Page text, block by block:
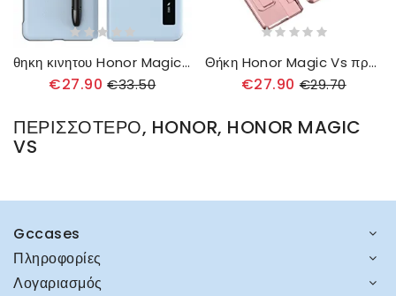
θηκη κινητου Honor Magic Vs Περιλαμβάνεται Θήκη Γραφίδας Και Γραφίδα
€27.90 €33.50
Θήκη Honor Magic Vs προστασίας Υποστήριξη Προστασίας Οθόνης Και Κάμερας
€27.90 €29.70
ΠΕΡΙΣΣΌΤΕΡΟ, HONOR, HONOR MAGIC
VS
Gccases
Πληροφορίες
Λογαριασμός